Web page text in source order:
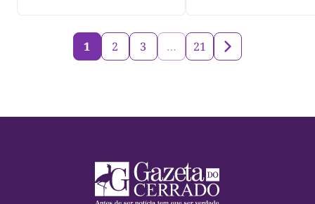
1 2 3 … 21